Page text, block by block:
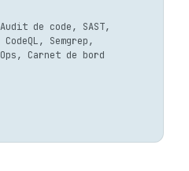
de code, SAST,
Semgrep,
Carnet de bord